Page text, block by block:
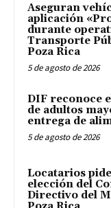
Aseguran
aplicación
durante
Transporte
Poza Rica
5 de agosto de 2026
DIF reconoce
de adultos
entrega de
5 de agosto de 2026
Locatarios
elección del
Directivo del